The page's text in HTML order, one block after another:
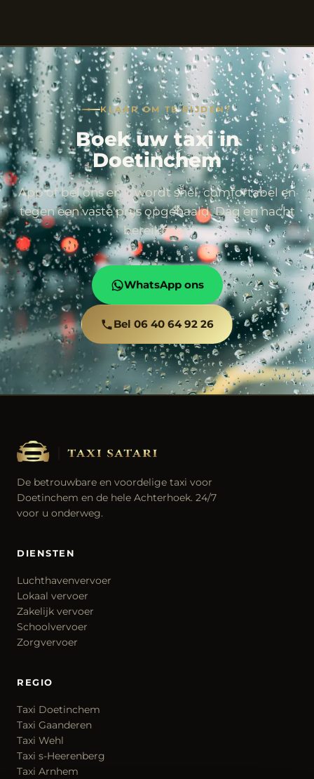
KLAAR OM TE RIJDEN?
Boek uw taxi in
Doetinchem
App of bel ons en u wordt snel, comfortabel en
tegen een vaste prijs opgehaald. Dag en nacht
bereikbaar.
WhatsApp ons
Bel 06 40 64 92 26
De betrouwbare en voordelige taxi voor
Doetinchem en de hele Achterhoek. 24/7
voor u onderweg.
DIENSTEN
Luchthavenvervoer
Lokaal vervoer
Zakelijk vervoer
Schoolvervoer
Zorgvervoer
REGIO
Taxi Doetinchem
Taxi Gaanderen
Taxi Wehl
Taxi s-Heerenberg
Taxi Arnhem